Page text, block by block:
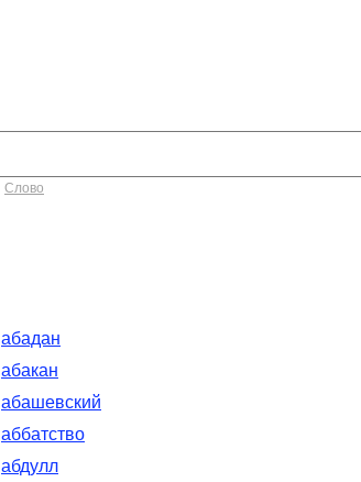
Слово
абадан
абакан
абашевский
аббатство
абдулл